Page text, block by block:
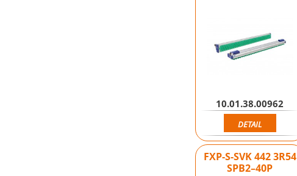
10.01.38.00962
DETAIL
FXP-S-SVK 442 3R54
SPB2–40P